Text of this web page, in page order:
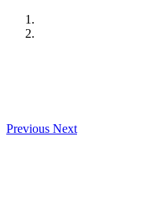
Skip
Previous Next